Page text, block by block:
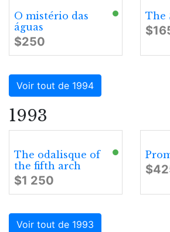
O mistério das
águas
$250
The
Voir tout de 1994
1993
The odalisque of
the fifth arch
$1 250
Voir tout de 1993